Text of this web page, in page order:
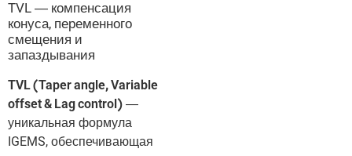
TVL — компенсация
конуса, переменного
смещения и
запаздывания
TVL (Taper angle, Variable
offset & Lag control) —
уникальная формула
IGEMS, обеспечивающая